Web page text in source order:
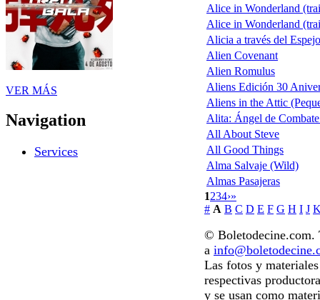
VER MÁS
Navigation
Services
Alice in Wonderland
Alice in Wonderland
Alicia a través del
Alien Covenant
Alien Romulus
Aliens Edición 30
Aliens in the Attic
Alita: Ángel de
All About Steve
All Good Things
Alma Salvaje (Wild)
Almas Pasajeras
1234›»
# A B C D E F G H I J
© Boletodecine.com.
a
Las fotos y
respectivas
y se usan como